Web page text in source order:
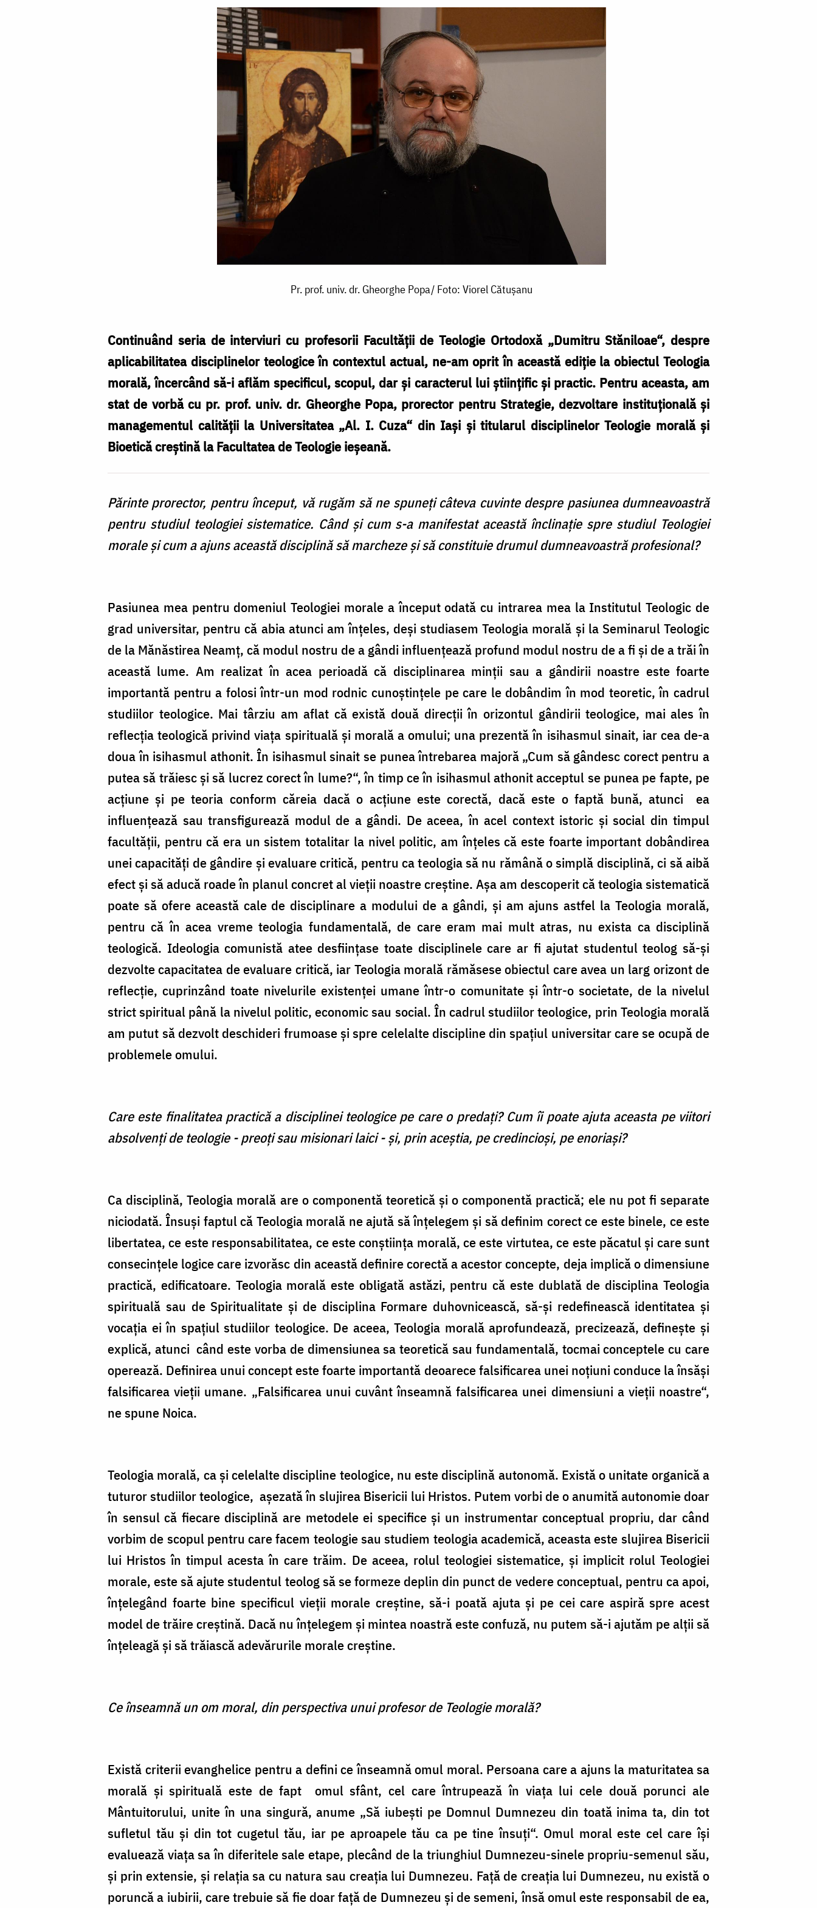
Pr. prof. univ. dr. Gheorghe Popa/ Foto: Viorel Cătușanu
Continuând seria de interviuri cu profesorii Facultăţii de Teologie Ortodoxă „Dumitru Stăniloae“, despre
aplicabilitatea disciplinelor teologice în contextul actual, ne-am oprit în această ediţie la obiectul Teologia
morală, încercând să-i aflăm specificul, scopul, dar şi caracterul lui ştiinţific şi practic. Pentru aceasta, am
stat de vorbă cu pr. prof. univ. dr. Gheorghe Popa, prorector pentru Strategie, dezvoltare instituţională şi
managementul calităţii la Universitatea „Al. I. Cuza“ din Iaşi şi titularul disciplinelor Teologie morală şi
Bioetică creştină la Facultatea de Teologie ieşeană.
Părinte prorector, pentru început, vă rugăm să ne spuneţi câteva cuvinte despre pasiunea dumneavoastră
pentru studiul teologiei sistematice. Când şi cum s-a manifestat această înclinaţie spre studiul Teologiei
morale şi cum a ajuns această disciplină să marcheze şi să constituie drumul dumneavoastră profesional?
Pasiunea mea pentru domeniul Teologiei morale a început odată cu intrarea mea la Institutul Teologic de
grad universitar, pentru că abia atunci am înţeles, deşi studiasem Teologia morală şi la Seminarul Teologic
de la Mănăstirea Neamţ, că modul nostru de a gândi influenţează profund modul nostru de a fi şi de a trăi în
această lume. Am realizat în acea perioadă că disciplinarea minţii sau a gândirii noastre este foarte
importantă pentru a folosi într-un mod rodnic cunoştinţele pe care le dobândim în mod teoretic, în cadrul
studiilor teologice. Mai târziu am aflat că există două direcţii în orizontul gândirii teologice, mai ales în
reflecţia teologică privind viaţa spirituală şi morală a omului; una prezentă în isihasmul sinait, iar cea de-a
doua în isihasmul athonit. În isihasmul sinait se punea întrebarea majoră „Cum să gândesc corect pentru a
putea să trăiesc şi să lucrez corect în lume?“, în timp ce în isihasmul athonit acceptul se punea pe fapte, pe
acţiune şi pe teoria conform căreia dacă o acţiune este corectă, dacă este o faptă bună, atunci ea
influenţează sau transfigurează modul de a gândi. De aceea, în acel context istoric şi social din timpul
facultăţii, pentru că era un sistem totalitar la nivel politic, am înţeles că este foarte important dobândirea
unei capacităţi de gândire şi evaluare critică, pentru ca teologia să nu rămână o simplă disciplină, ci să aibă
efect şi să aducă roade în planul concret al vieţii noastre creştine. Aşa am descoperit că teologia sistematică
poate să ofere această cale de disciplinare a modului de a gândi, şi am ajuns astfel la Teologia morală,
pentru că în acea vreme teologia fundamentală, de care eram mai mult atras, nu exista ca disciplină
teologică. Ideologia comunistă atee desfiinţase toate disciplinele care ar fi ajutat studentul teolog să-şi
dezvolte capacitatea de evaluare critică, iar Teologia morală rămăsese obiectul care avea un larg orizont de
reflecţie, cuprinzând toate nivelurile existenţei umane într-o comunitate şi într-o societate, de la nivelul
strict spiritual până la nivelul politic, economic sau social. În cadrul studiilor teologice, prin Teologia morală
am putut să dezvolt deschideri frumoase şi spre celelalte discipline din spaţiul universitar care se ocupă de
problemele omului.
Care este finalitatea practică a disciplinei teologice pe care o predaţi? Cum îi poate ajuta aceasta pe viitori
absolvenţi de teologie - preoţi sau misionari laici - şi, prin aceştia, pe credincioşi, pe enoriaşi?
Ca disciplină, Teologia morală are o componentă teoretică şi o componentă practică; ele nu pot fi separate
niciodată. Însuşi faptul că Teologia morală ne ajută să înţelegem şi să definim corect ce este binele, ce este
libertatea, ce este responsabilitatea, ce este conştiinţa morală, ce este virtutea, ce este păcatul şi care sunt
consecinţele logice care izvorăsc din această definire corectă a acestor concepte, deja implică o dimensiune
practică, edificatoare. Teologia morală este obligată astăzi, pentru că este dublată de disciplina Teologia
spirituală sau de Spiritualitate şi de disciplina Formare duhovnicească, să-şi redefinească identitatea şi
vocaţia ei în spaţiul studiilor teologice. De aceea, Teologia morală aprofundează, precizează, defineşte şi
explică, atunci când este vorba de dimensiunea sa teoretică sau fundamentală, tocmai conceptele cu care
operează. Definirea unui concept este foarte importantă deoarece falsificarea unei noţiuni conduce la însăşi
falsificarea vieţii umane. „Falsificarea unui cuvânt înseamnă falsificarea unei dimensiuni a vieţii noastre“,
ne spune Noica.
Teologia morală, ca şi celelalte discipline teologice, nu este disciplină autonomă. Există o unitate organică a
tuturor studiilor teologice, aşezată în slujirea Bisericii lui Hristos. Putem vorbi de o anumită autonomie doar
în sensul că fiecare disciplină are metodele ei specifice şi un instrumentar conceptual propriu, dar când
vorbim de scopul pentru care facem teologie sau studiem teologia academică, aceasta este slujirea Bisericii
lui Hristos în timpul acesta în care trăim. De aceea, rolul teologiei sistematice, şi implicit rolul Teologiei
morale, este să ajute studentul teolog să se formeze deplin din punct de vedere conceptual, pentru ca apoi,
înţelegând foarte bine specificul vieţii morale creştine, să-i poată ajuta şi pe cei care aspiră spre acest
model de trăire creştină. Dacă nu înţelegem şi mintea noastră este confuză, nu putem să-i ajutăm pe alţii să
înţeleagă şi să trăiască adevărurile morale creştine.
Ce înseamnă un om moral, din perspectiva unui profesor de Teologie morală?
Există criterii evanghelice pentru a defini ce înseamnă omul moral. Persoana care a ajuns la maturitatea sa
morală şi spirituală este de fapt omul sfânt, cel care întrupează în viaţa lui cele două porunci ale
Mântuitorului, unite în una singură, anume „Să iubeşti pe Domnul Dumnezeu din toată inima ta, din tot
sufletul tău şi din tot cugetul tău, iar pe aproapele tău ca pe tine însuţi“. Omul moral este cel care îşi
evaluează viaţa sa în diferitele sale etape, plecând de la triunghiul Dumnezeu-sinele propriu-semenul său,
şi prin extensie, şi relaţia sa cu natura sau creaţia lui Dumnezeu. Faţă de creaţia lui Dumnezeu, nu există o
poruncă a iubirii, care trebuie să fie doar faţă de Dumnezeu şi de semeni, însă omul este responsabil de ea,